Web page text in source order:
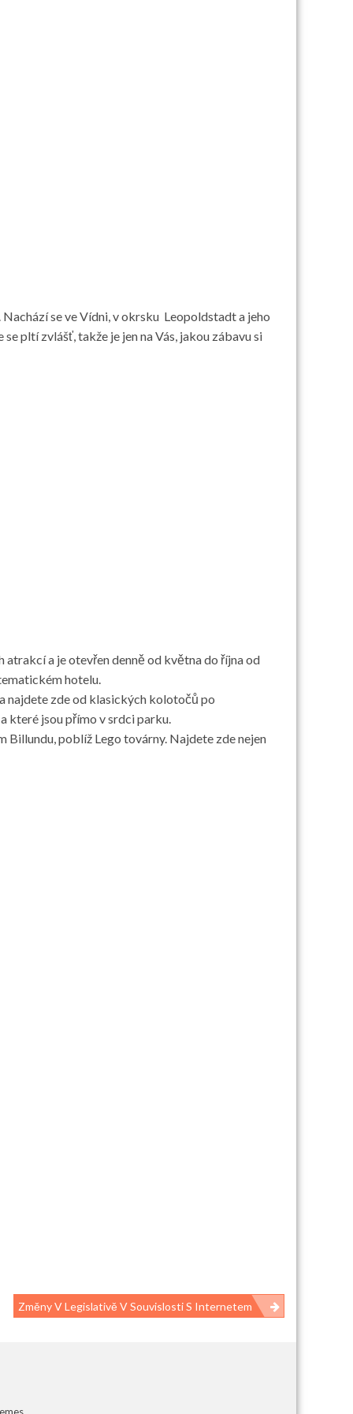
se ve Vídni, v okrsku Leopoldstadt a jeho
pltí zvlášť, takže je jen na Vás, jakou zábavu si
a je otevřen denně od května do října od
hotelu.
najdete zde od klasických kolotočů po
které jsou přímo v srdci parku.
Billundu, poblíž Lego továrny. Najdete zde nejen
Změny V Legislativě V Souvislosti S Internetem